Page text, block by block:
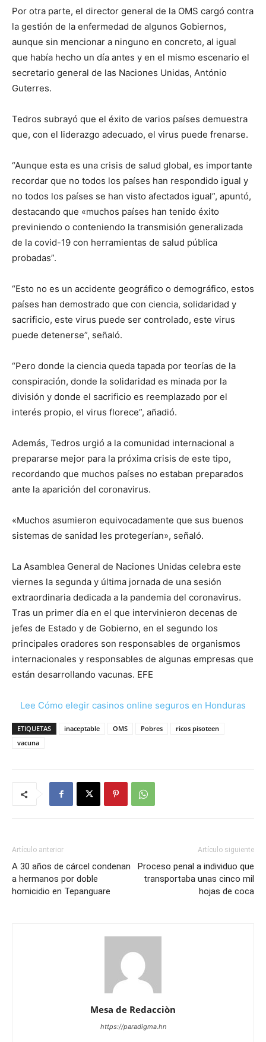
Por otra parte, el director general de la OMS cargó contra
la gestión de la enfermedad de algunos Gobiernos,
aunque sin mencionar a ninguno en concreto, al igual
que había hecho un día antes y en el mismo escenario el
secretario general de las Naciones Unidas, António
Guterres.
Tedros subrayó que el éxito de varios países demuestra
que, con el liderazgo adecuado, el virus puede frenarse.
“Aunque esta es una crisis de salud global, es importante
recordar que no todos los países han respondido igual y
no todos los países se han visto afectados igual”, apuntó,
destacando que «muchos países han tenido éxito
previniendo o conteniendo la transmisión generalizada
de la covid-19 con herramientas de salud pública
probadas”.
“Esto no es un accidente geográfico o demográfico, estos
países han demostrado que con ciencia, solidaridad y
sacrificio, este virus puede ser controlado, este virus
puede detenerse”, señaló.
“Pero donde la ciencia queda tapada por teorías de la
conspiración, donde la solidaridad es minada por la
división y donde el sacrificio es reemplazado por el
interés propio, el virus florece”, añadió.
Además, Tedros urgió a la comunidad internacional a
prepararse mejor para la próxima crisis de este tipo,
recordando que muchos países no estaban preparados
ante la aparición del coronavirus.
«Muchos asumieron equivocadamente que sus buenos
sistemas de sanidad les protegerían», señaló.
La Asamblea General de Naciones Unidas celebra este
viernes la segunda y última jornada de una sesión
extraordinaria dedicada a la pandemia del coronavirus.
Tras un primer día en el que intervinieron decenas de
jefes de Estado y de Gobierno, en el segundo los
principales oradores son responsables de organismos
internacionales y responsables de algunas empresas que
están desarrollando vacunas. EFE
Lee Cómo elegir casinos online seguros en Honduras
ETIQUETAS inaceptable OMS Pobres
ricos pisoteen
vacuna
Artículo anterior
A 30 años de cárcel condenan
a hermanos por doble
homicidio en Tepanguare
Artículo siguiente
Proceso penal a individuo que
transportaba unas cinco mil
hojas de coca
Mesa de Redacciòn
https://paradigma.hn